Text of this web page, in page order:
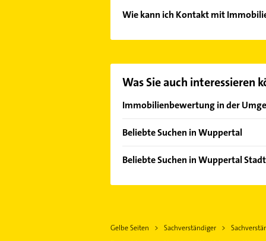
Wie kann ich Kontakt mit
Was Sie auch interessieren
Immobilienbewertung in der
Velbert
Dortmund
Beliebte Suchen in Wuppertal
Immobilien
Rohrreinigung
Beliebte Suchen in Wuppertal
Physiotherapie
Gelbe Seiten Sachverständiger